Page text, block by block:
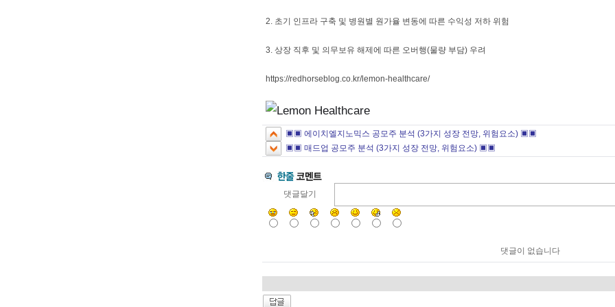
2. 초기 인프라 구축 및 병원별 원가율 변동에 따른 수익성 저하 위험
3. 상장 직후 및 의무보유 해제에 따른 오버행(물량 부담) 우려
https://redhorseblog.co.kr/lemon-healthcare/
▣▣ 에이치엘지노믹스 공모주 분석 (3가지 성장 전망, 위험요소) ▣▣
▣▣ 매드업 공모주 분석 (3가지 성장 전망, 위험요소) ▣▣
댓글달기
댓글이 없습니다